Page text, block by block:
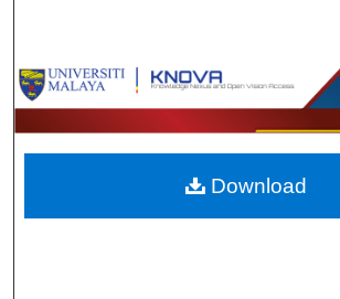
Browse Collections
My Account
About
Download